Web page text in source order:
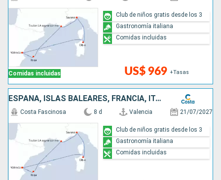
Comidas incluidas US$ 969 +Tasas
Club de niños gratis desde los 3
Gastronomía italiana
Comidas incluidas
ESPAÑA, ISLAS BALEARES, FRANCIA, ITALIA
Costa Fascinosa 8 d Valencia 21/07/2027
Club de niños gratis desde los 3
Gastronomía italiana
Comidas incluidas